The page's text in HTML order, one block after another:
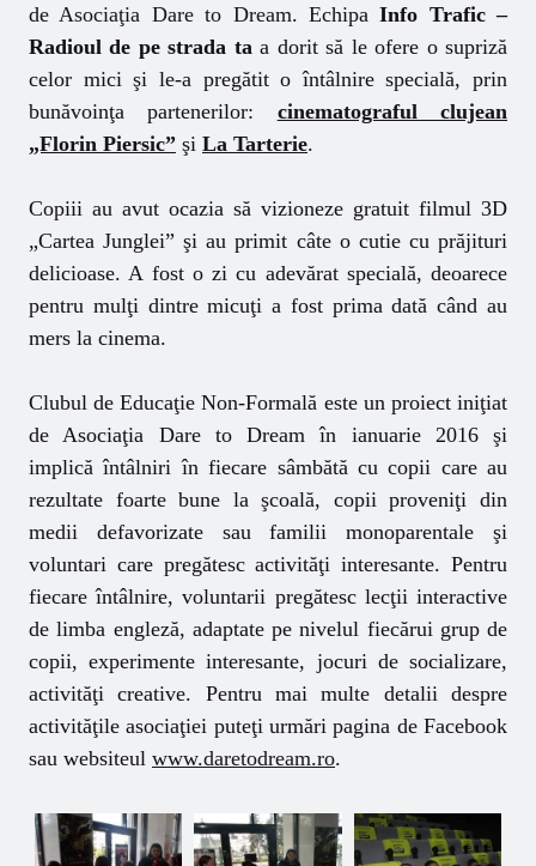
de Asociaţia Dare to Dream. EchipaInfo Trafic –
Radioul de pe strada ta a dorit să le ofere o supriză
celor mici şi le-a pregătit o întâlnire specială, prin
bunăvoinţa partenerilor: cinematograful clujean
„Florin Piersic” şi La Tarterie.
Copiii au avut ocazia să vizioneze gratuit filmul 3D
„Cartea Junglei” şi au primit câte o cutie cu prăjituri
delicioase. A fost o zi cu adevărat specială, deoarece
pentru mulţi dintre micuţi a fost prima dată când au
mers la cinema.
Clubul de Educaţie Non-Formală este un proiect iniţiat
de Asociaţia Dare to Dream în ianuarie 2016 şi
implică întâlniri în fiecare sâmbătă cu copii care au
rezultate foarte bune la şcoală, copii proveniţi din
medii defavorizate sau familii monoparentale şi
voluntari care pregătesc activităţi interesante. Pentru
fiecare întâlnire, voluntarii pregătesc lecţii interactive
de limba engleză, adaptate pe nivelul fiecărui grup de
copii, experimente interesante, jocuri de socializare,
activităţi creative. Pentru mai multe detalii despre
activităţile asociaţiei puteţi urmări pagina de Facebook
sau websiteul www.daretodream.ro.